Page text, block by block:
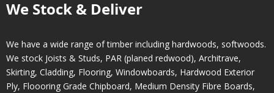
We Stock & Deliver
We have a wide range of timber including hardwoods, softwoods.
We stock Joists & Studs, PAR (planed redwood), Architrave,
Skirting, Cladding, Flooring, Windowboards, Hardwood Exterior
Ply, Floooring Grade Chipboard, Medium Density Fibre Boards,